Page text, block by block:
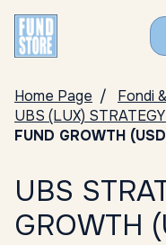
Home Page Fondi
UBS (LUX)
FUND GROWTH
UBS
GROWTH